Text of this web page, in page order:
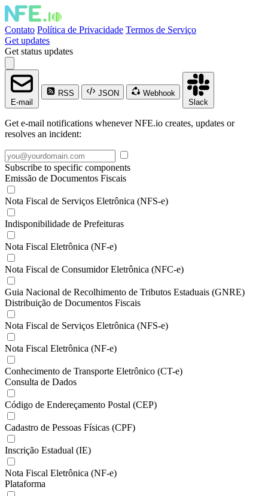
Contato Política de Privacidade Termos de Serviço
Get updates
Get status updates
E-mail
RSS JSON
Webhook
Slack
Get e-mail notifications whenever NFE.io creates, updates or
resolves an incident:
Subscribe to specific components
Emissão de Documentos Fiscais
Nota Fiscal de Serviços Eletrônica (NFS-e)
Indisponibilidade de Prefeituras
Nota Fiscal Eletrônica (NF-e)
Nota Fiscal de Consumidor Eletrônica (NFC-e)
Guia Nacional de Recolhimento de Tributos Estaduais (GNRE)
Distribuição de Documentos Fiscais
Nota Fiscal de Serviços Eletrônica (NFS-e)
Nota Fiscal Eletrônica (NF-e)
Conhecimento de Transporte Eletrônico (CT-e)
Consulta de Dados
Código de Endereçamento Postal (CEP)
Cadastro de Pessoas Físicas (CPF)
Inscrição Estadual (IE)
Nota Fiscal Eletrônica (NF-e)
Plataforma